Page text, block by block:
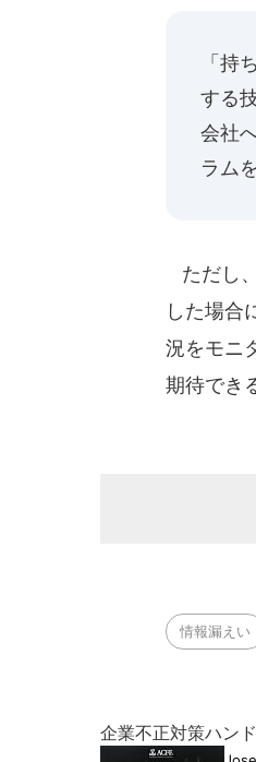
「持
する
会社
ラム
ただし
した場合
況をモニ
期待でき
情報漏えい
企業不正対策ハン